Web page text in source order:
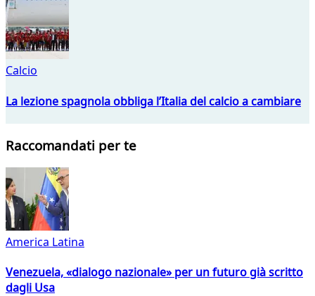
Calcio
La lezione spagnola obbliga l’Italia del calcio a cambiare
Raccomandati per te
America Latina
Venezuela, «dialogo nazionale» per un futuro già scritto
dagli Usa